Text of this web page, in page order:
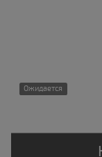
Ожидается